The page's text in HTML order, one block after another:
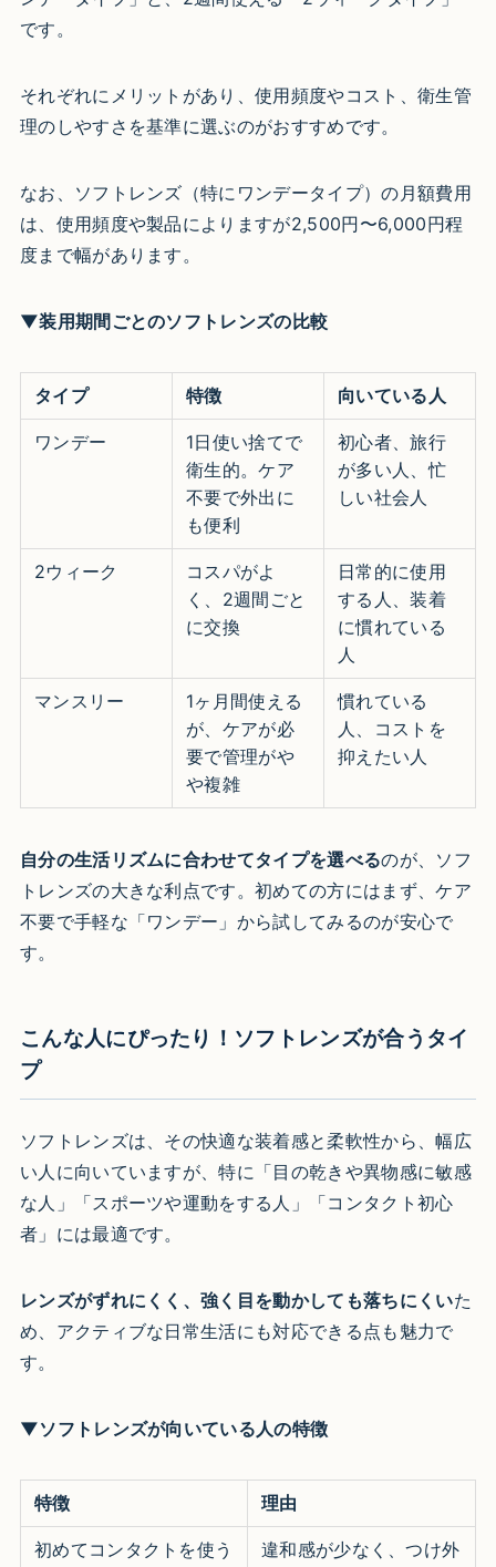
です。
それぞれにメリットがあり、使用頻度やコスト、衛生管
理のしやすさを基準に選ぶのがおすすめです。
なお、ソフトレンズ（特にワンデータイプ）の月額費用
は、使用頻度や製品によりますが2,500円〜6,000円程
度まで幅があります。
▼装用期間ごとのソフトレンズの比較
タイプ 特徴 向いている人
ワンデー
1日使い捨てで
衛生的。ケア
不要で外出に
も便利
初心者、旅行
が多い人、忙
しい社会人
2ウィーク
コスパがよ
く、2週間ごと
に交換
日常的に使用
する人、装着
に慣れている
人
マンスリー
1ヶ月間使える
が、ケアが必
要で管理がや
や複雑
慣れている
人、コストを
抑えたい人
自分の生活リズムに合わせてタイプを選べるのが、ソフ
トレンズの大きな利点です。初めての方にはまず、ケア
不要で手軽な「ワンデー」から試してみるのが安心で
す。
こんな人にぴったり！ソフトレンズが合うタイ
プ
ソフトレンズは、その快適な装着感と柔軟性から、幅広
い人に向いていますが、特に「目の乾きや異物感に敏感
な人」「スポーツや運動をする人」「コンタクト初心
者」には最適です。
レンズがずれにくく、強く目を動かしても落ちにくいた
め、アクティブな日常生活にも対応できる点も魅力で
す。
▼ソフトレンズが向いている人の特徴
特徴 理由
初めてコンタクトを使う
違和感が少なく、つけ外